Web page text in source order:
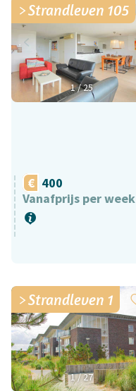
1/25
Strandleven 105
400
Vanafprijs per week
1/27
Strandleven 1